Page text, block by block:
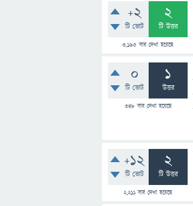
+2
টি ভোট
2
টি উত্তর
3,195 বার দেখা হয়েছে
0
টি ভোট
1
উত্তর
348বার দেখা হয়েছে
+12
টি ভোট
2
টি উত্তর
2,211 বার দেখা হয়েছে